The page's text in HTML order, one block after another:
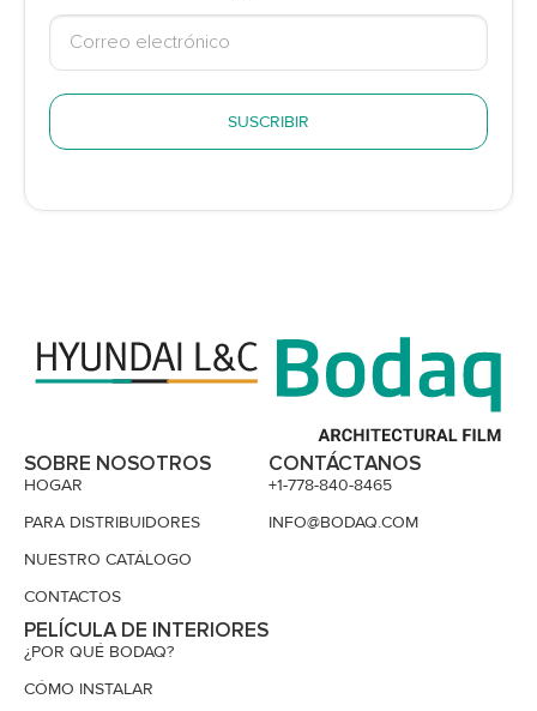
SUSCRIBIR
SOBRE NOSOTROS
HOGAR
PARA DISTRIBUIDORES
NUESTRO CATÁLOGO
CONTACTOS
PELÍCULA DE INTERIORES
¿POR QUÉ BODAQ?
CÓMO INSTALAR
CONTÁCTANOS
+1-778-840-8465
INFO@BODAQ.COM